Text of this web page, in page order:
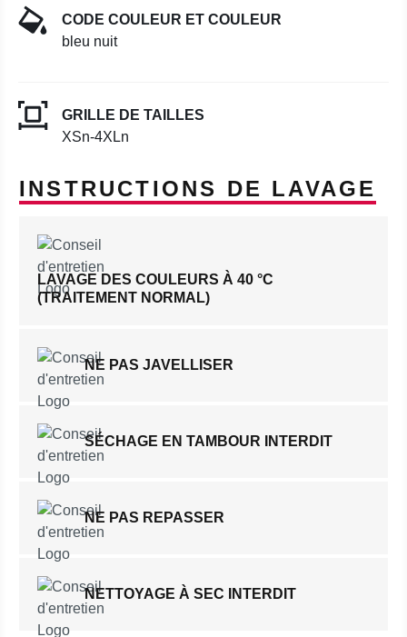
CODE COULEUR ET COULEUR
bleu nuit
GRILLE DE TAILLES
XSn-4XLn
INSTRUCTIONS DE LAVAGE
LAVAGE DES COULEURS À 40 °C
(TRAITEMENT NORMAL)
NE PAS JAVELLISER
SÉCHAGE EN TAMBOUR INTERDIT
NE PAS REPASSER
NETTOYAGE À SEC INTERDIT